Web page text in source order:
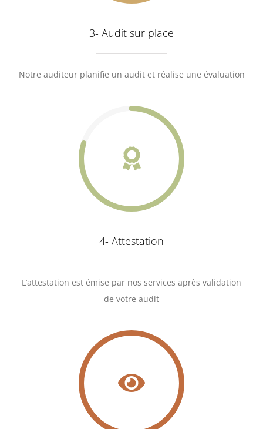
3- Audit sur place
Notre auditeur planifie un audit et réalise une évaluation
4- Attestation
L’attestation est émise par nos services après validation
de votre audit